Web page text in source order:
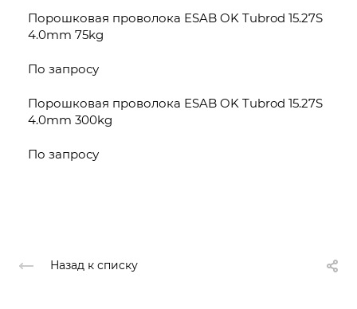
Порошковая проволока ESAB OK Tubrod 15.27S
4.0mm 75kg
По запросу
Порошковая проволока ESAB OK Tubrod 15.27S
4.0mm 300kg
По запросу
Назад к списку